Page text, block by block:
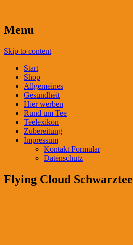
Menu
Skip to content
Start
Shop
Allgemeines
Gesundheit
Hier werben
Rund um Tee
Teelexikon
Zubereitung
Impressum
Kontakt Formular
Datenschutz
Flying Cloud Schwarztee